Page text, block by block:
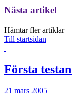
Nästa artikel
Hämtar fler artiklar
Till startsidan
Första
21 mars 2005